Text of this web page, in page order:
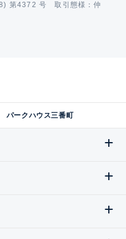
第4372 号 取引態様：仲
パークハウス三番町